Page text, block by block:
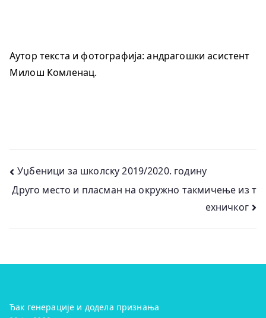
Аутор текста и фотографија: андрагошки асистент
Милош Комленац.
Кретање
чланка
Уџбеници за школску 2019/2020. годину
Друго место и пласман на окружно такмичење из т
ехничког
Ђак генерације и додела признања